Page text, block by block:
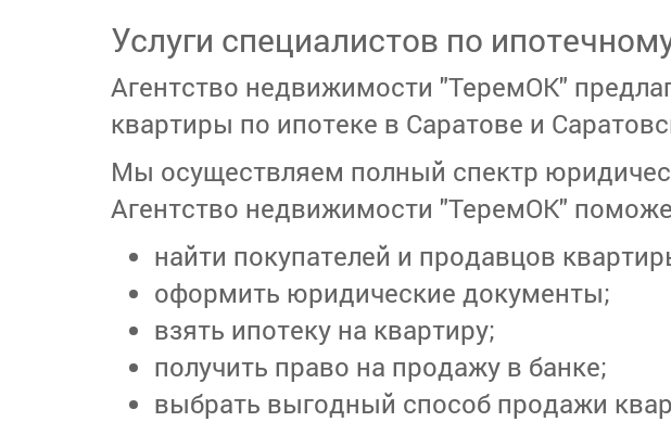
Услуги специалистов по
Агентство недвижимости "ТеремОК"
квартиры по ипотеке в Саратове и
Мы осуществляем полный спектр
Агентство недвижимости "ТеремОК"
найти покупателей и продавцов
оформить юридические документы;
взять ипотеку на квартиру;
получить право на продажу в банке;
выбрать выгодный способ продажи